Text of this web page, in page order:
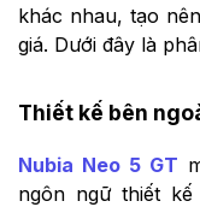
khác nhau, tạo
giá. Dưới đây là
Thiết kế bên
Nubia Neo 5 GT
ngôn ngữ thiết kế